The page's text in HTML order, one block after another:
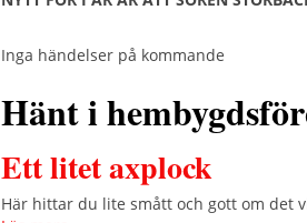
Inga händelser på kommande
Hänt i
Ett litet axplock
Här hittar du lite smått och gott om det